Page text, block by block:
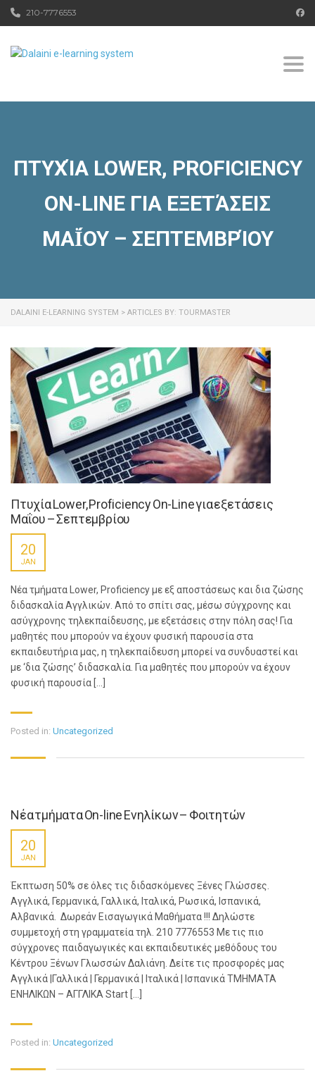
210-7776553
ΠΤΥΧΊΑ LOWER, PROFICIENCY
ON-LINE ΓΙΑ ΕΞΕΤΆΣΕΙΣ
ΜΑΪ́ΟΥ – ΣΕΠΤΕΜΒΡΊΟΥ
DALAINI E-LEARNING SYSTEM > ARTICLES BY: TOURMASTER
Πτυχία Lower, Proficiency On-Line για εξετάσεις
Μαΐου – Σεπτεμβρίου
20
JAN
Νέα τμήματα Lower, Proficiency με εξ αποστάσεως και δια ζώσης
διδασκαλία Αγγλικών. Από το σπίτι σας, μέσω σύγχρονης και
ασύγχρονης τηλεκπαίδευσης, με εξετάσεις στην πόλη σας! Για
μαθητές που μπορούν να έχουν φυσική παρουσία στα
εκπαιδευτήρια μας, η τηλεκπαίδευση μπορεί να συνδυαστεί και
με ‘δια ζώσης’ διδασκαλία. Για μαθητές που μπορούν να έχουν
φυσική παρουσία […]
Posted in: Uncategorized
Νέα τμήματα On-line Ενηλίκων – Φοιτητών
20
JAN
Έκπτωση 50% σε όλες τις διδασκόμενες Ξένες Γλώσσες.
Αγγλικά, Γερμανικά, Γαλλικά, Ιταλικά, Ρωσικά, Ισπανικά,
Αλβανικά. Δωρεάν Εισαγωγικά Μαθήματα !!! Δηλώστε
συμμετοχή στη γραμματεία τηλ. 210 7776553 Με τις πιο
σύγχρονες παιδαγωγικές και εκπαιδευτικές μεθόδους του
Κέντρου Ξένων Γλωσσών Δαλιάνη. Δείτε τις προσφορές μας
Αγγλικά |Γαλλικά | Γερμανικά | Ιταλικά | Ισπανικά ΤΜΗΜΑΤΑ
ΕΝΗΛΙΚΩΝ – ΑΓΓΛΙΚΑ Start […]
Posted in: Uncategorized